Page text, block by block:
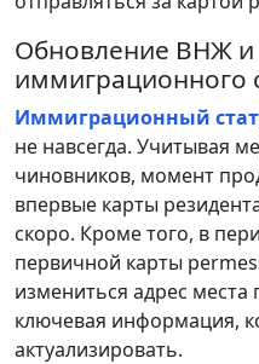
Обновление ВНЖ и
иммиграционного
Иммиграционный
не навсегда. Учитывая
чиновников, момент
впервые карты
скоро. Кроме того, в
первичной карты
измениться адрес места
ключевая информация,
актуализировать.